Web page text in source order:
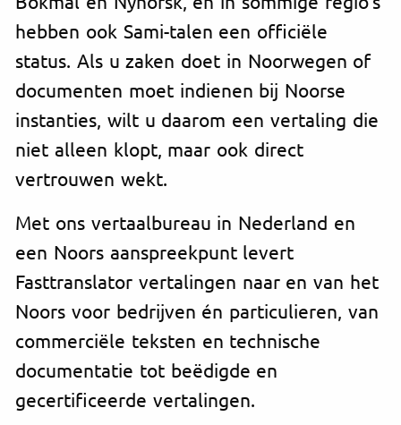
hebben ook Sami-talen een officiële
status. Als u zaken doet in Noorwegen of
documenten moet indienen bij Noorse
instanties, wilt u daarom een vertaling die
niet alleen klopt, maar ook direct
vertrouwen wekt.
Met ons vertaalbureau in Nederland en
een Noors aanspreekpunt levert
Fasttranslator vertalingen naar en van het
Noors voor bedrijven én particulieren, van
commerciële teksten en technische
documentatie tot beëdigde en
gecertificeerde vertalingen.